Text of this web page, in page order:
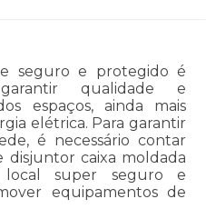
seguro e protegido é
qualidade e
espaços, ainda mais
elétrica. Para garantir
é necessário contar
caixa moldada
local super seguro e
equipamentos de